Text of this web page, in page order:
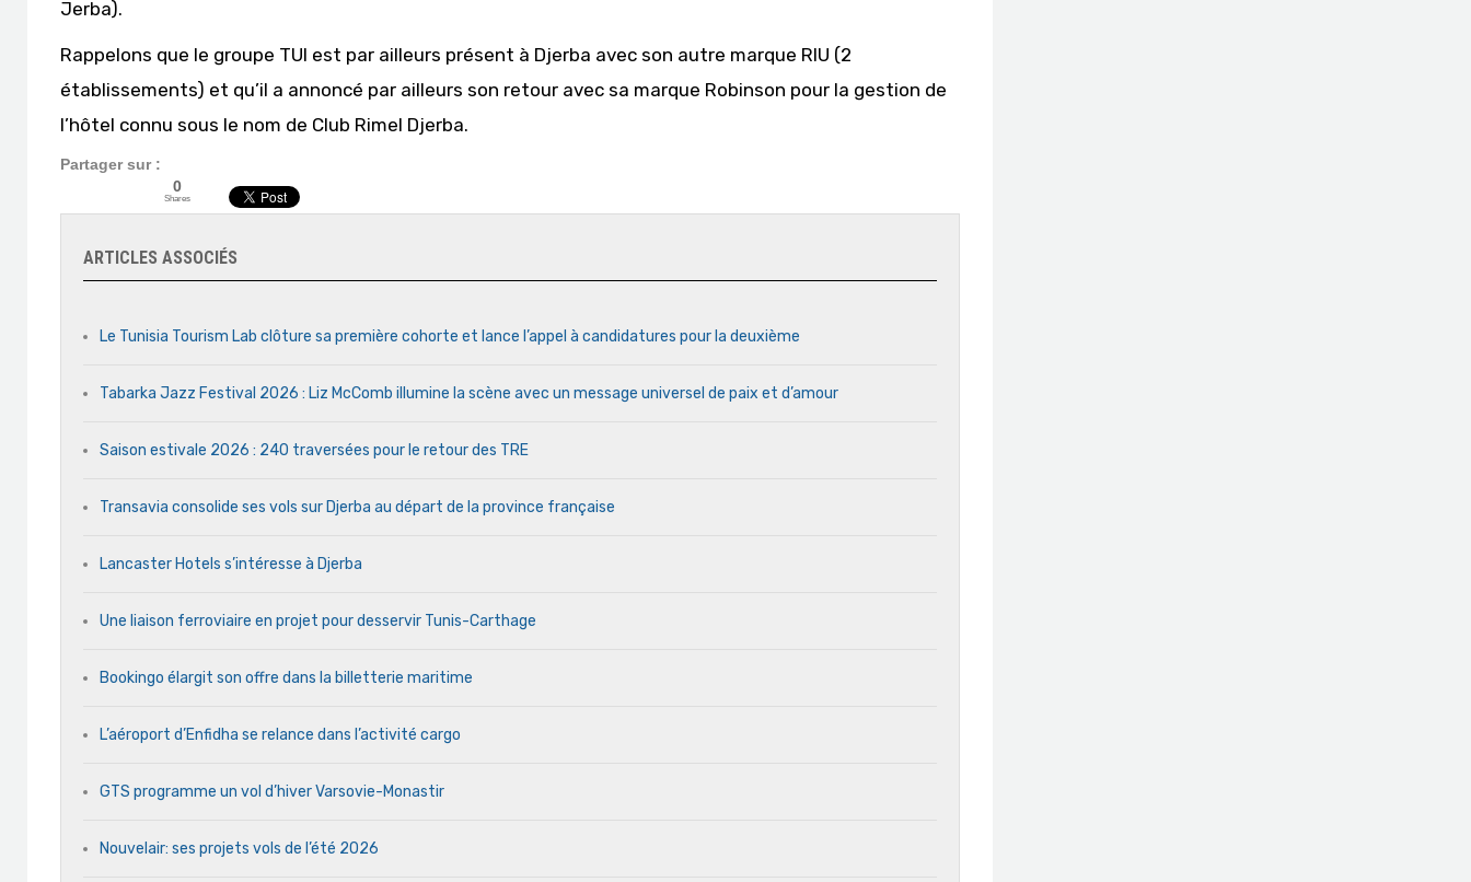
Jerba).
Rappelons que le groupe TUI est par ailleurs présent à Djerba avec son autre marque RIU (2
établissements) et qu’il a annoncé par ailleurs son retour avec sa marque Robinson pour la gestion de
l’hôtel connu sous le nom de Club Rimel Djerba.
Partager sur :
0
Shares
ARTICLES ASSOCIÉS
Le Tunisia Tourism Lab clôture sa première cohorte et lance l’appel à candidatures pour la deuxième
Tabarka Jazz Festival 2026 : Liz McComb illumine la scène avec un message universel de paix et d’amour
Saison estivale 2026 : 240 traversées pour le retour des TRE
Transavia consolide ses vols sur Djerba au départ de la province française
Lancaster Hotels s’intéresse à Djerba
Une liaison ferroviaire en projet pour desservir Tunis-Carthage
Bookingo élargit son offre dans la billetterie maritime
L’aéroport d’Enfidha se relance dans l’activité cargo
GTS programme un vol d’hiver Varsovie-Monastir
Nouvelair: ses projets vols de l’été 2026